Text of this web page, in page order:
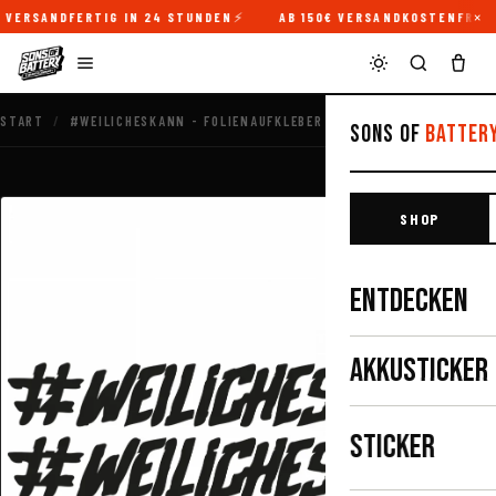
IN 24 STUNDEN AB 150€ VERSANDKOSTENFREI×
Sons of
SHOP
ENTDECKEN
AKKUSTICKER
STICKER
START / #WEILICHESKANN - FOLIENAUFKLEBER 2ER